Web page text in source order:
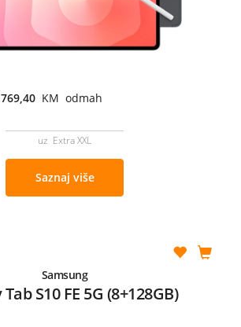
KM odmah
uz Extra XXL
Saznaj više
Samsung
S10 FE 5G (8+128GB)